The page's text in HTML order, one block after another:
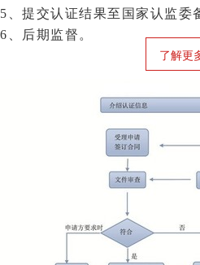
5、提交认证结果至国家认监委
6、后期监督。
了解更